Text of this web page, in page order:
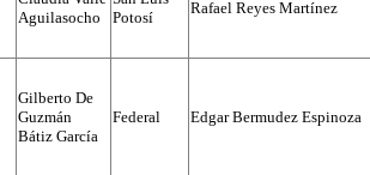
Aguilasocho
Potosí
Rafael Reyes Martínez
Gilberto De
Guzmán
Bátiz García
Federal Edgar Bermudez Espinoza